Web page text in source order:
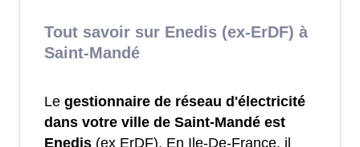
Tout savoir sur Enedis (ex-ErDF) à
Saint-Mandé
Le gestionnaire de réseau d'électricité
dans votre ville de Saint-Mandé est
Enedis (ex ErDF). En Ile-De-France, il